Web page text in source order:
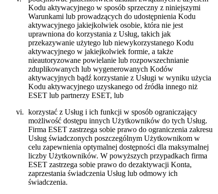
Kodu aktywacyjnego w sposób sprzeczny z niniejszymi
Warunkami lub prowadzących do udostępnienia Kodu
aktywacyjnego jakiejkolwiek osobie, która nie jest
uprawniona do korzystania z Usług, takich jak
przekazywanie użytego lub niewykorzystanego Kodu
aktywacyjnego w jakiejkolwiek formie, a także
nieautoryzowane powielanie lub rozpowszechnianie
zduplikowanych lub wygenerowanych Kodów
aktywacyjnych bądź korzystanie z Usługi w wyniku użycia
Kodu aktywacyjnego uzyskanego od źródła innego niż
ESET lub partnerzy ESET, lub
vi. korzystać z Usług i ich funkcji w sposób ograniczający
możliwość dostępu innych Użytkowników do tych Usług.
Firma ESET zastrzega sobie prawo do ograniczenia zakresu
Usług świadczonych poszczególnym Użytkownikom w
celu zapewnienia optymalnej dostępności dla maksymalnej
liczby Użytkowników. W powyższych przypadkach firma
ESET zastrzega sobie prawo do dezaktywacji Konta,
zaprzestania świadczenia Usług lub odmowy ich
świadczenia.